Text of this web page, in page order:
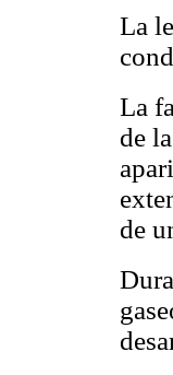
La
La
de
de